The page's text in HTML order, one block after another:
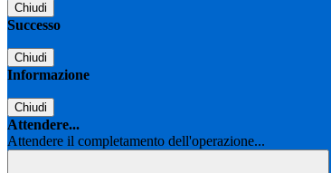
Chiudi
Successo
Chiudi
Informazione
Chiudi
Attendere...
Attendere il completamento dell'operazione...